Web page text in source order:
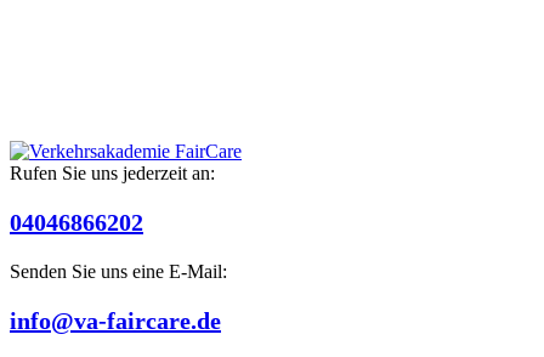
Rufen Sie uns jederzeit an:
04046866202
Senden Sie uns eine E-Mail:
info@va-faircare.de